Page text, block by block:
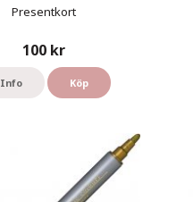
Presentkort
100 kr
Info Köp